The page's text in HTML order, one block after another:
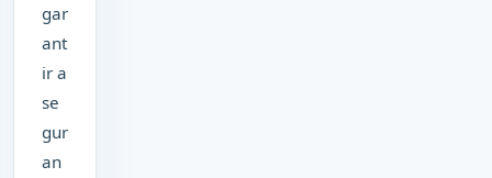
gar
ant
ir a
se
gur
an